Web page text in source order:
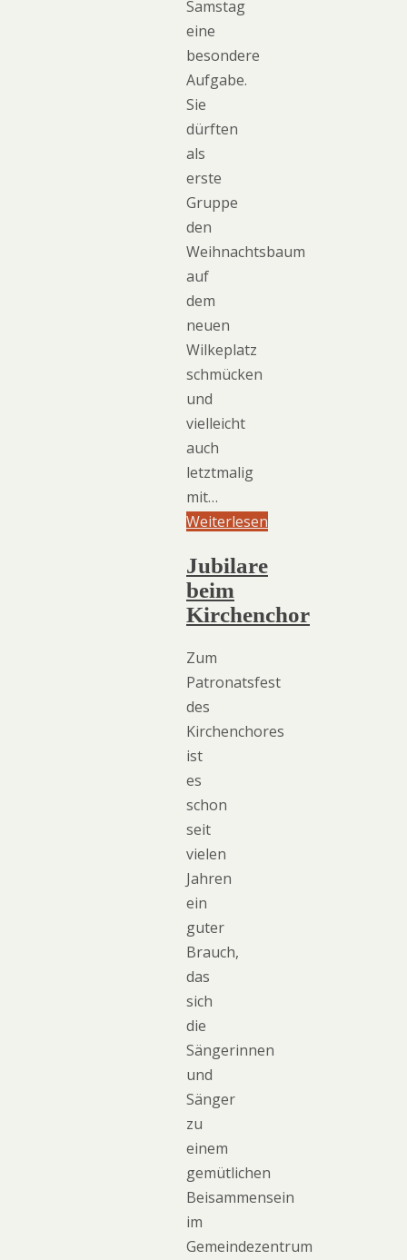
Samstag
eine
besondere
Aufgabe.
Sie
dürften
als
erste
Gruppe
den
Weihnachtsbaum
auf
dem
neuen
Wilkeplatz
schmücken
und
vielleicht
auch
letztmalig
mit…
Weiterlesen
Jubilare
beim
Kirchenchor
Zum
Patronatsfest
des
Kirchenchores
ist
es
schon
seit
vielen
Jahren
ein
guter
Brauch,
das
sich
die
Sängerinnen
und
Sänger
zu
einem
gemütlichen
Beisammensein
im
Gemeindezentrum